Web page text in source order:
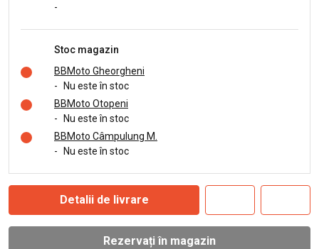
-
Stoc magazin
BBMoto Gheorgheni
-
Nu este în stoc
BBMoto Otopeni
-
Nu este în stoc
BBMoto Câmpulung M.
-
Nu este în stoc
Detalii de livrare
Rezervați în magazin